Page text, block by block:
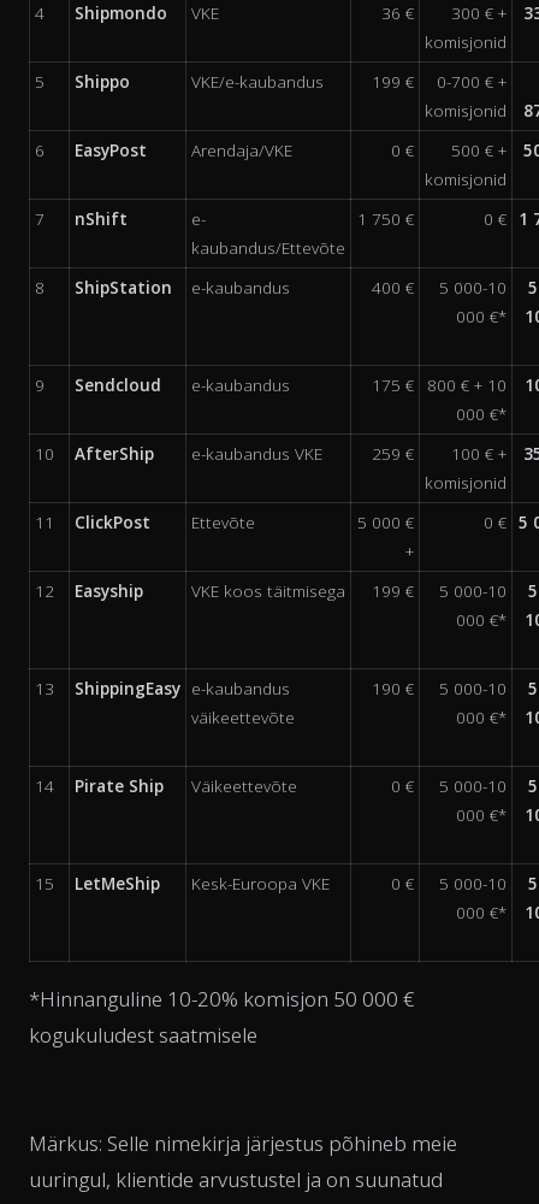
4 Shipmondo VKE 36 €
300 € +
komisjonid
5 Shippo VKE/e-kaubandus 199 €
0-700 € +
komisjonid
6
EasyPost Arendaja/VKE 0 €
500 € +
komisjonid
7 nShift
e-
kaubandus/Ettevõte
1 750 € 0 € 1
8 ShipStation e-kaubandus 400 €
5 000-10
000 €*
9 Sendcloud e-kaubandus 175 €
800 € + 10
000 €*
10 AfterShip e-kaubandus VKE 259 €
100 € +
komisjonid
11 ClickPost Ettevõte
5 000 €
+
0 € 5
12 Easyship VKE koos täitmisega 199 €
5 000-10
000 €*
13 ShippingEasy e-kaubandus
väikeettevõte
190 €
5 000-10
000 €*
14 Pirate Ship Väikeettevõte 0 €
5 000-10
000 €*
15 LetMeShip Kesk-Euroopa VKE 0 €
5 000-10
000 €*
*Hinnanguline 10-20% komisjon 50 000 €
kogukuludest saatmisele
Märkus: Selle nimekirja järjestus põhineb meie
uuringul, klientide arvustustel ja on suunatud